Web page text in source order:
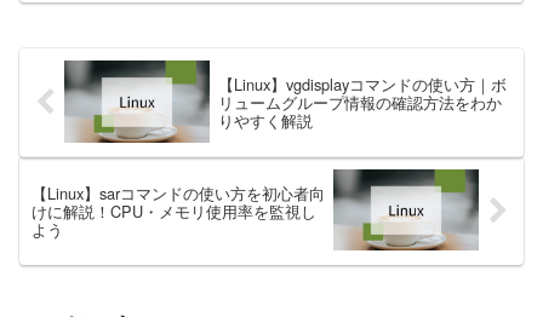
【Linux】vgdisplayコマンドの使い方｜ボ
リュームグループ情報の確認方法をわか
りやすく解説
【Linux】sarコマンドの使い方を初心者向
けに解説！CPU・メモリ使用率を監視し
よう